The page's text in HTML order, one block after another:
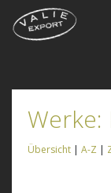
Werke:
Übersicht | A-Z |